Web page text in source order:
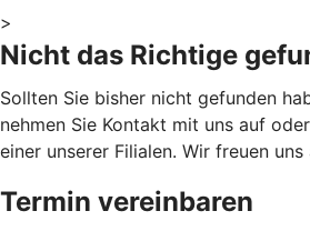
>
Nicht das Richtige
Sollten Sie bisher nicht gefunden
nehmen Sie Kontakt mit uns auf
einer unserer Filialen. Wir freuen uns
Termin vereinbaren